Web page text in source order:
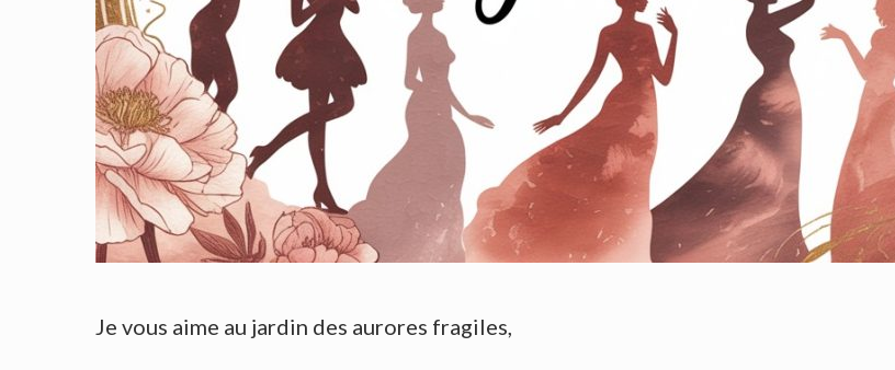
Je vous aime au jardin des aurores fragiles,